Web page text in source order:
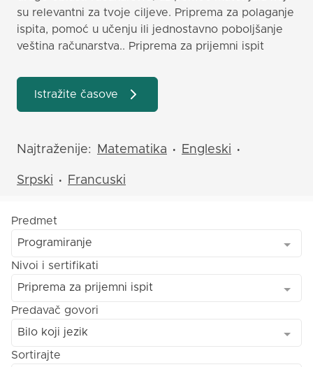
su relevantni za tvoje ciljeve. Priprema za polaganje
ispita, pomoć u učenju ili jednostavno poboljšanje
veština računarstva.. Priprema za prijemni ispit
Istražite časove
Najtraženije: Matematika • Engleski •
Srpski • Francuski
Predmet
Programiranje
Nivoi i sertifikati
Priprema za prijemni ispit
Predavač govori
Bilo koji jezik
Sortirajte